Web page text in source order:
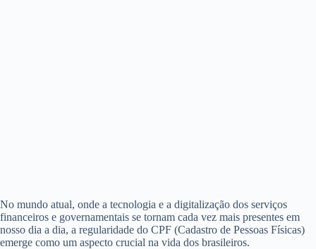
No mundo atual, onde a tecnologia e a digitalização dos serviços
financeiros e governamentais se tornam cada vez mais presentes em
nosso dia a dia, a regularidade do CPF (Cadastro de Pessoas Físicas)
emerge como um aspecto crucial na vida dos brasileiros.